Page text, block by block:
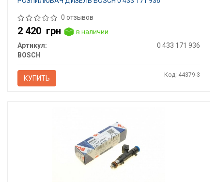
0 отзывов
2 420 грн
в наличии
Артикул:
0 433 171 936
BOSCH
КУПИТЬ Код: 44379-3